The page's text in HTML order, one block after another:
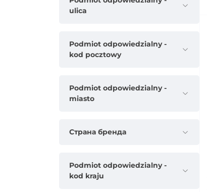
ulica
Podmiot odpowiedzialny -
kod pocztowy
Podmiot odpowiedzialny -
miasto
Страна бренда
Podmiot odpowiedzialny -
kod kraju